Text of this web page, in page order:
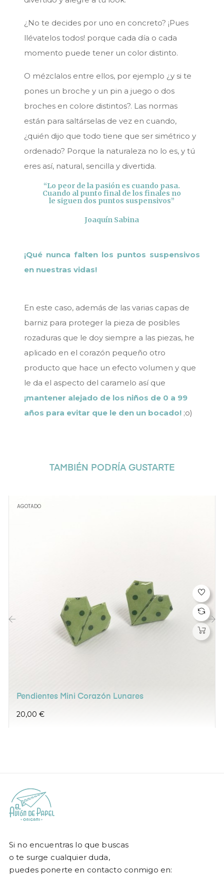
¿No te decides por uno en concreto? ¡Pues
llévatelos todos! porque cada día o cada
momento puede tener un color distinto.
O mézclalos entre ellos, por ejemplo ¿y si te
pones un broche y un pin a juego o dos
broches en colore distintos?. Las normas
están para saltárselas de vez en cuando,
¿quién dijo que todo tiene que ser simétrico y
ordenado? Porque la naturaleza no lo es, y tú
eres así, natural, sencilla y divertida.
“Lo peor de la pasión es cuando pasa.
Cuando al punto final de los finales no
le siguen dos puntos suspensivos”
Joaquín Sabina
¡Qué nunca falten los puntos suspensivos
en nuestras vidas!
En este caso, además de las varias capas de
barniz para proteger la pieza de posibles
rozaduras que le doy siempre a las piezas, he
aplicado en el corazón pequeño otro
producto que hace un efecto volumen y que
le da el aspecto del caramelo así que
¡mantener alejado de los niños de 0 a 99
años para evitar que le den un bocado!;o)
TAMBIÉN PODRÍA GUSTARTE
AGOTADO
Pendientes Mini Corazón Lunares
Precio
20,00 €
Si no encuentras lo que buscas
o te surge cualquier duda,
puedes ponerte en contacto conmigo en: